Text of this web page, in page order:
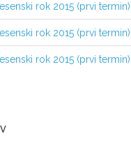
rok 2015 (prvi termin)
rok 2015 (prvi termin)
rok 2015 (prvi termin)